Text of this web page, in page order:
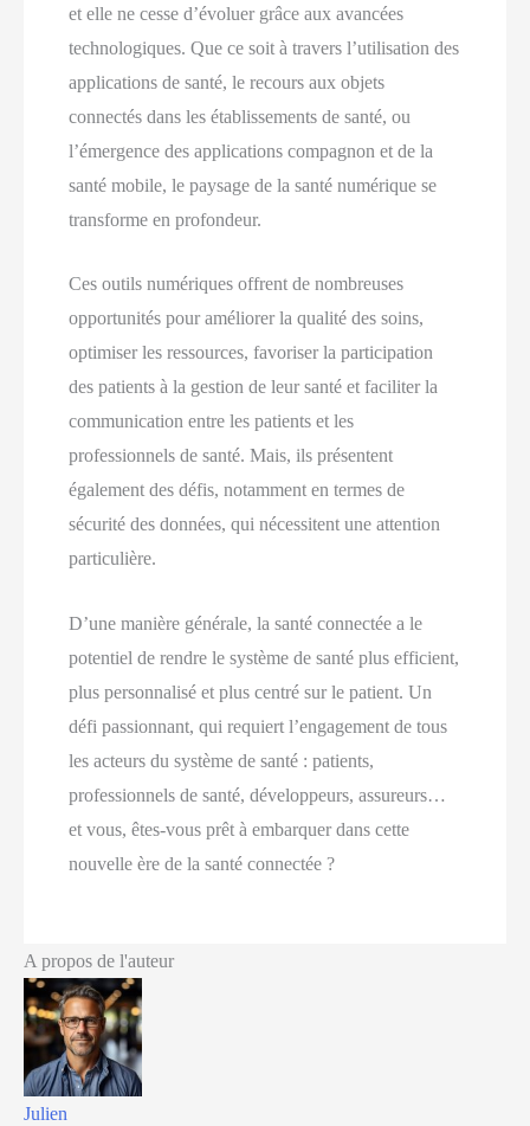
et elle ne cesse d’évoluer grâce aux avancées
technologiques. Que ce soit à travers l’utilisation des
applications de santé, le recours aux objets
connectés dans les établissements de santé, ou
l’émergence des applications compagnon et de la
santé mobile, le paysage de la santé numérique se
transforme en profondeur.
Ces outils numériques offrent de nombreuses
opportunités pour améliorer la qualité des soins,
optimiser les ressources, favoriser la participation
des patients à la gestion de leur santé et faciliter la
communication entre les patients et les
professionnels de santé. Mais, ils présentent
également des défis, notamment en termes de
sécurité des données, qui nécessitent une attention
particulière.
D’une manière générale, la santé connectée a le
potentiel de rendre le système de santé plus efficient,
plus personnalisé et plus centré sur le patient. Un
défi passionnant, qui requiert l’engagement de tous
les acteurs du système de santé : patients,
professionnels de santé, développeurs, assureurs…
et vous, êtes-vous prêt à embarquer dans cette
nouvelle ère de la santé connectée ?
A propos de l'auteur
Julien